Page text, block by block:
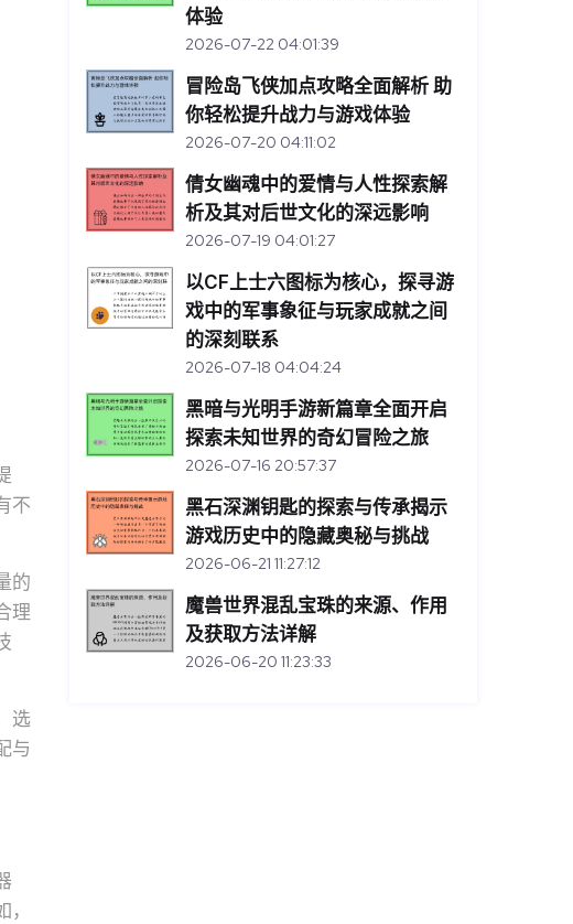
不
的
理
选
与
体验
2026-07-22 04:01:39
冒险岛飞侠加点攻略全面解析 助
你轻松提升战力与游戏体验
2026-07-20 04:11:02
倩女幽魂中的爱情与人性探索解
析及其对后世文化的深远影响
2026-07-19 04:01:27
以CF上士六图标为核心，探寻游
戏中的军事象征与玩家成就之间
的深刻联系
2026-07-18 04:04:24
黑暗与光明手游新篇章全面开启
探索未知世界的奇幻冒险之旅
2026-07-16 20:57:37
黑石深渊钥匙的探索与传承揭示
游戏历史中的隐藏奥秘与挑战
2026-06-21 11:27:12
魔兽世界混乱宝珠的来源、作用
及获取方法详解
2026-06-20 11:23:33